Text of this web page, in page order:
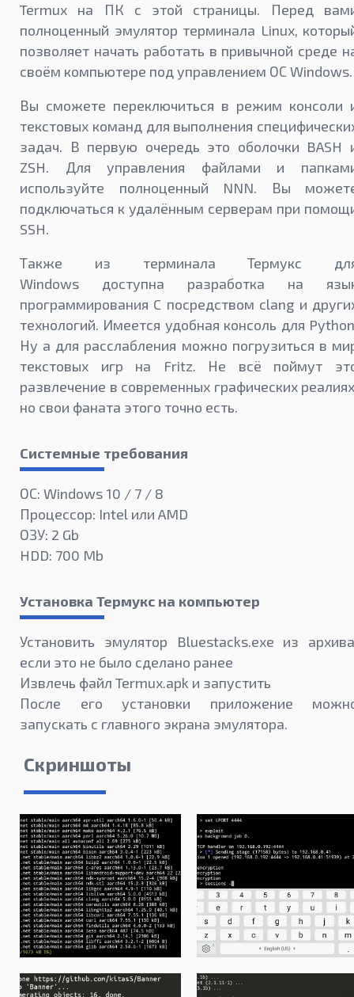
Termux на ПК с этой страницы. Перед
полноценный эмулятор терминала Linux,
позволяет начать работать в привычной среде
своём компьютере под управлением ОС Windows.
Вы сможете переключиться в режим консоли
текстовых команд для выполнения
задач. В первую очередь это оболочки BASH
ZSH. Для управления файлами и
используйте полноценный NNN. Вы
подключаться к удалённым серверам при
SSH.
Также из терминала Термукс
Windows доступна разработка на
программирования C посредством clang и
технологий. Имеется удобная консоль для
Ну а для расслабления можно погрузиться в
текстовых игр на Fritz. Не всё поймут
развлечение в современных графических
но свои фаната этого точно есть.
Системные требования
ОС: Windows 10 / 7 / 8
Процессор: Intel или AMD
ОЗУ: 2 Gb
HDD: 700 Mb
Установка Термукс на компьютер
Установить эмулятор Bluestacks.exe из
если это не было сделано ранее
Извлечь файл Termux.apk и запустить
После его установки приложение
запускать с главного экрана эмулятора.
Скриншоты